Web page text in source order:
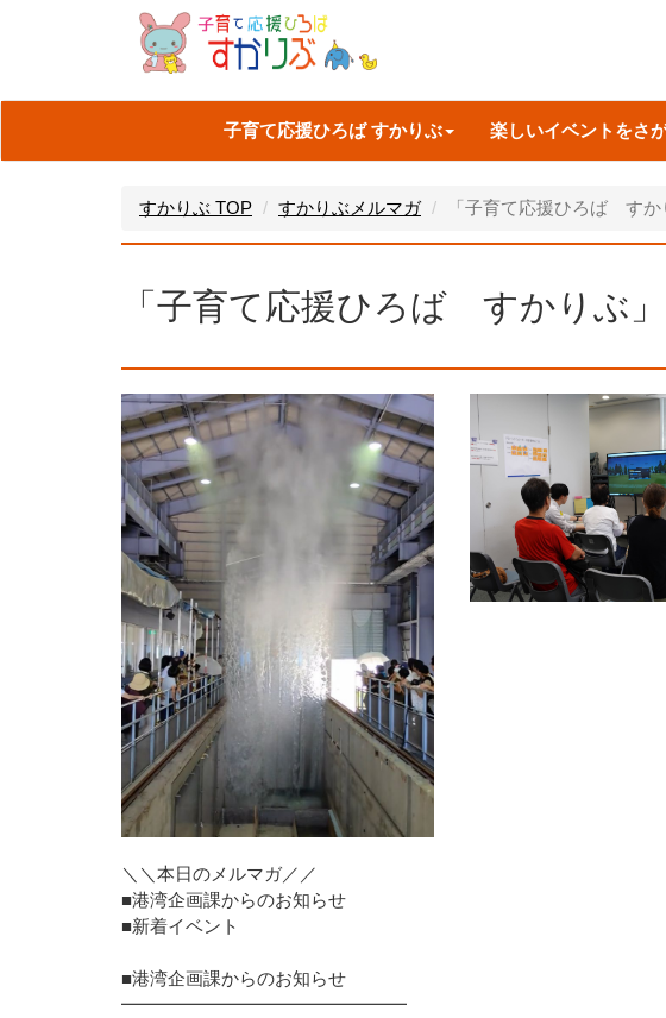
子育て応援ひろば すかりぶ 楽しいイベントをさ
すかりぶ TOP すかりぶメルマガ 「子育て応援ひろば す
「子育て応援ひろば すかりぶ
＼＼本日のメルマガ／／
■港湾企画課からのお知らせ
■新着イベント
■港湾企画課からのお知らせ
━━━━━━━━━━━━━━━━